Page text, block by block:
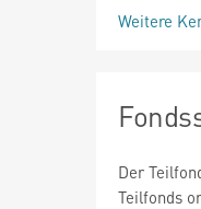
Weitere
Der
Teilfonds